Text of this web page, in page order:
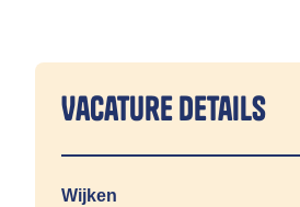
Vacature details
Wijken